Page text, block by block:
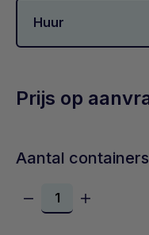
Huur
Prijs op
Aantal containers